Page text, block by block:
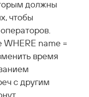
должны
чтобы
name =
время
с другим